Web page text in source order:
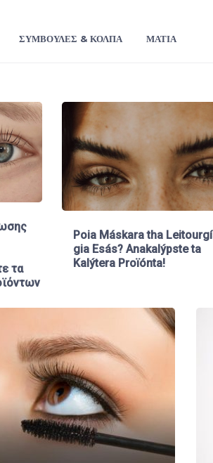
ΣΥΜΒΟΥΛΈΣ & ΚΌΛΠΑ ΜΆΤΙΑ
τα
Poia Máskara tha
gia Esás? Anakalýpste ta
Kalýtera Proïónta!